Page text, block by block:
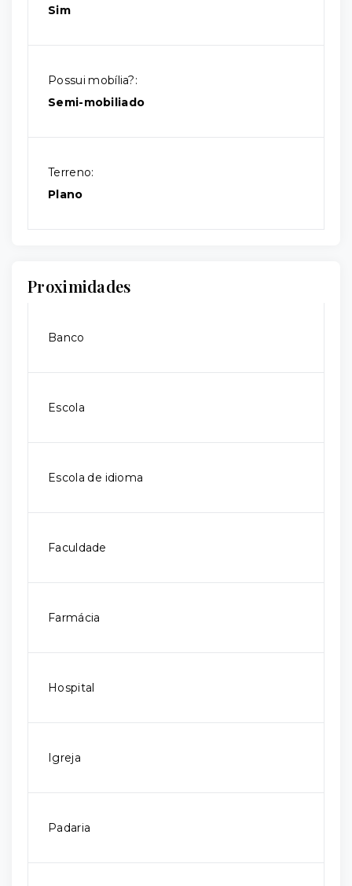
Sim
Possui mobília?:
Semi-mobiliado
Terreno:
Plano
Proximidades
Banco
Escola
Escola de idioma
Faculdade
Farmácia
Hospital
Igreja
Padaria